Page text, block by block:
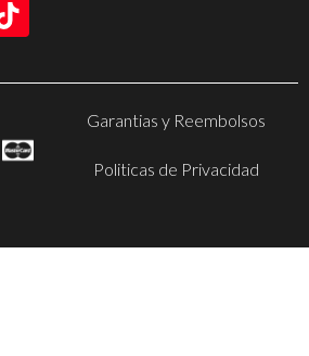
Garantias y Reembolsos
Politicas de Privacidad